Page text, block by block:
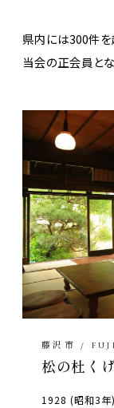
県内には300件
当会の正会員と
藤沢市 /
松の杜く
1928 (昭和3年)